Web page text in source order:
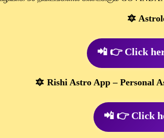
🔯
📲 👉 Click
🔯 Rishi Astro App – Personal
📲 👉 Click